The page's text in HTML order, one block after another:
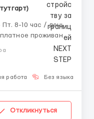
работа Без языка
Откликнуться